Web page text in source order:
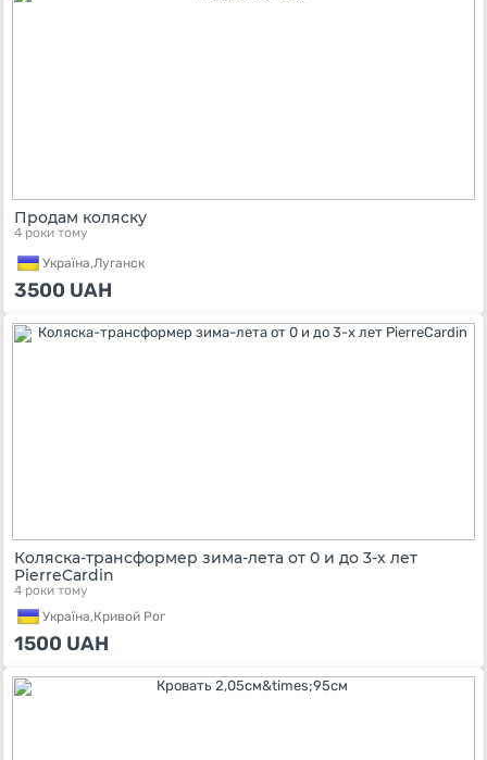
Продам коляску
4 роки тому
Україна,Луганск
3500 UAH
Коляска-трансформер зима-лета от 0 и до 3-х лет
PierreCardin
4 роки тому
Україна,Кривой Рог
1500 UAH